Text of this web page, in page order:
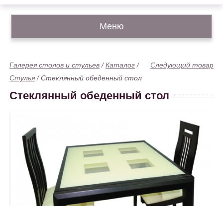
Меню
Следующий товар
Галерея столов и стульев /Каталог /
Стулья /Стеклянный обеденный стол
Стеклянный обеденный стол